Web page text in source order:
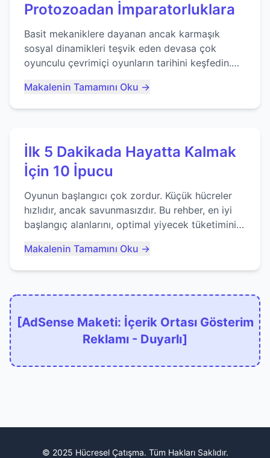
Protozoadan İmparatorluklara
Basit mekaniklere dayanan ancak karmaşık
sosyal dinamikleri teşvik eden devasa çok
oyunculu çevrimiçi oyunların tarihini keşfedin.
Makalenin Tamamını Oku →
İlk 5 Dakikada Hayatta Kalmak
İçin 10 İpucu
Oyunun başlangıcı çok zordur. Küçük hücreler
hızlıdır, ancak savunmasızdır. Bu rehber, en iyi
başlangıç alanlarını, optimal yiyecek tüketimini
kaçınacağınızı anlatıyor...
Makalenin Tamamını Oku →
[AdSense Maketi: İçerik Ortası Gösterim
Reklamı - Duyarlı]
© 2025 Hücresel Çatışma. Tüm Hakları Saklıdır.